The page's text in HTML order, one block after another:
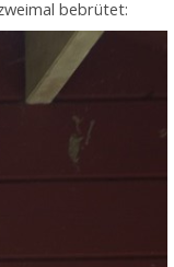
bebrütet: